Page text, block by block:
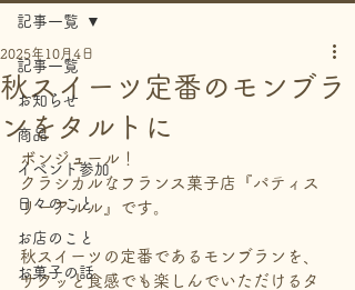
記事一覧
お知らせ
商品
イベント参加
日々のこと
お店のこと
お菓子の話
記事一覧
秋スイーツ定番のモンブラ
ンをタルトに
2025年10月4日
ボンジュール！
クラシカルなフランス菓子店『パティス
リーアルル』です。
秋スイーツの定番であるモンブランを、
サクッと食感でも楽しんでいただけるタ